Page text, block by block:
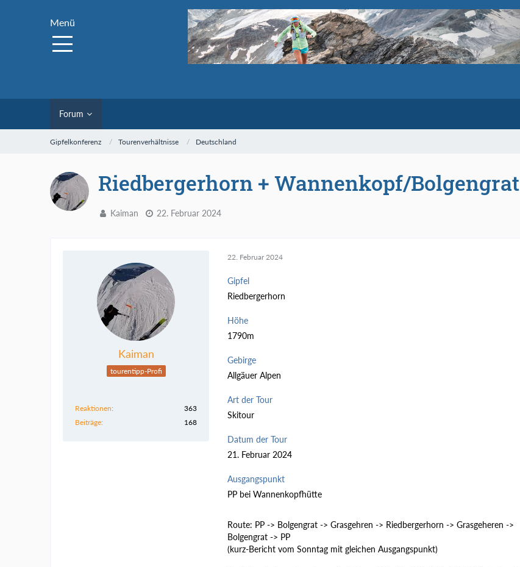
Menü
Forum
Gipfelkonferenz Tourenverhältnisse Deutschland
Riedbergerhorn + Wannenkopf/Bolgengrat
Kaiman 22. Februar 2024
Kaiman
tourentipp-Profi
Reaktionen
363
Beiträge
168
22. Februar 2024
Gipfel
Riedbergerhorn
Höhe
1790m
Gebirge
Allgäuer Alpen
Art der Tour
Skitour
Datum der Tour
21. Februar 2024
Ausgangspunkt
PP bei Wannenkopfhütte
Route: PP -> Bolgengrat -> Grasgehren -> Riedbergerhorn -> Grasgeheren ->
Bolgengrat -> PP
(kurz-Bericht vom Sonntag mit gleichen Ausgangspunkt)